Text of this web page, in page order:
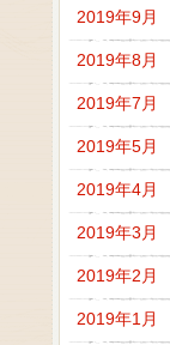
2019年9月
2019年8月
2019年7月
2019年5月
2019年4月
2019年3月
2019年2月
2019年1月